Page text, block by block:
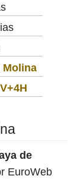
Molina
de
EuroWeb